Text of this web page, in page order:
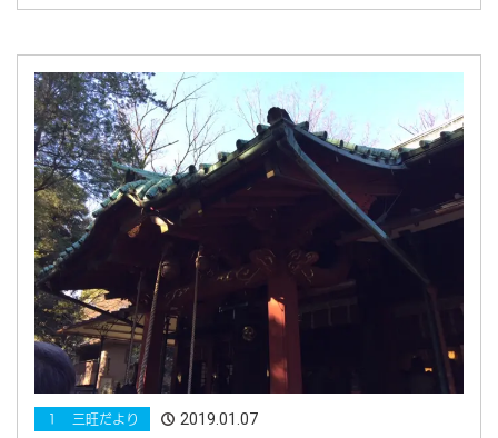
１ 三旺だより 2019.01.07